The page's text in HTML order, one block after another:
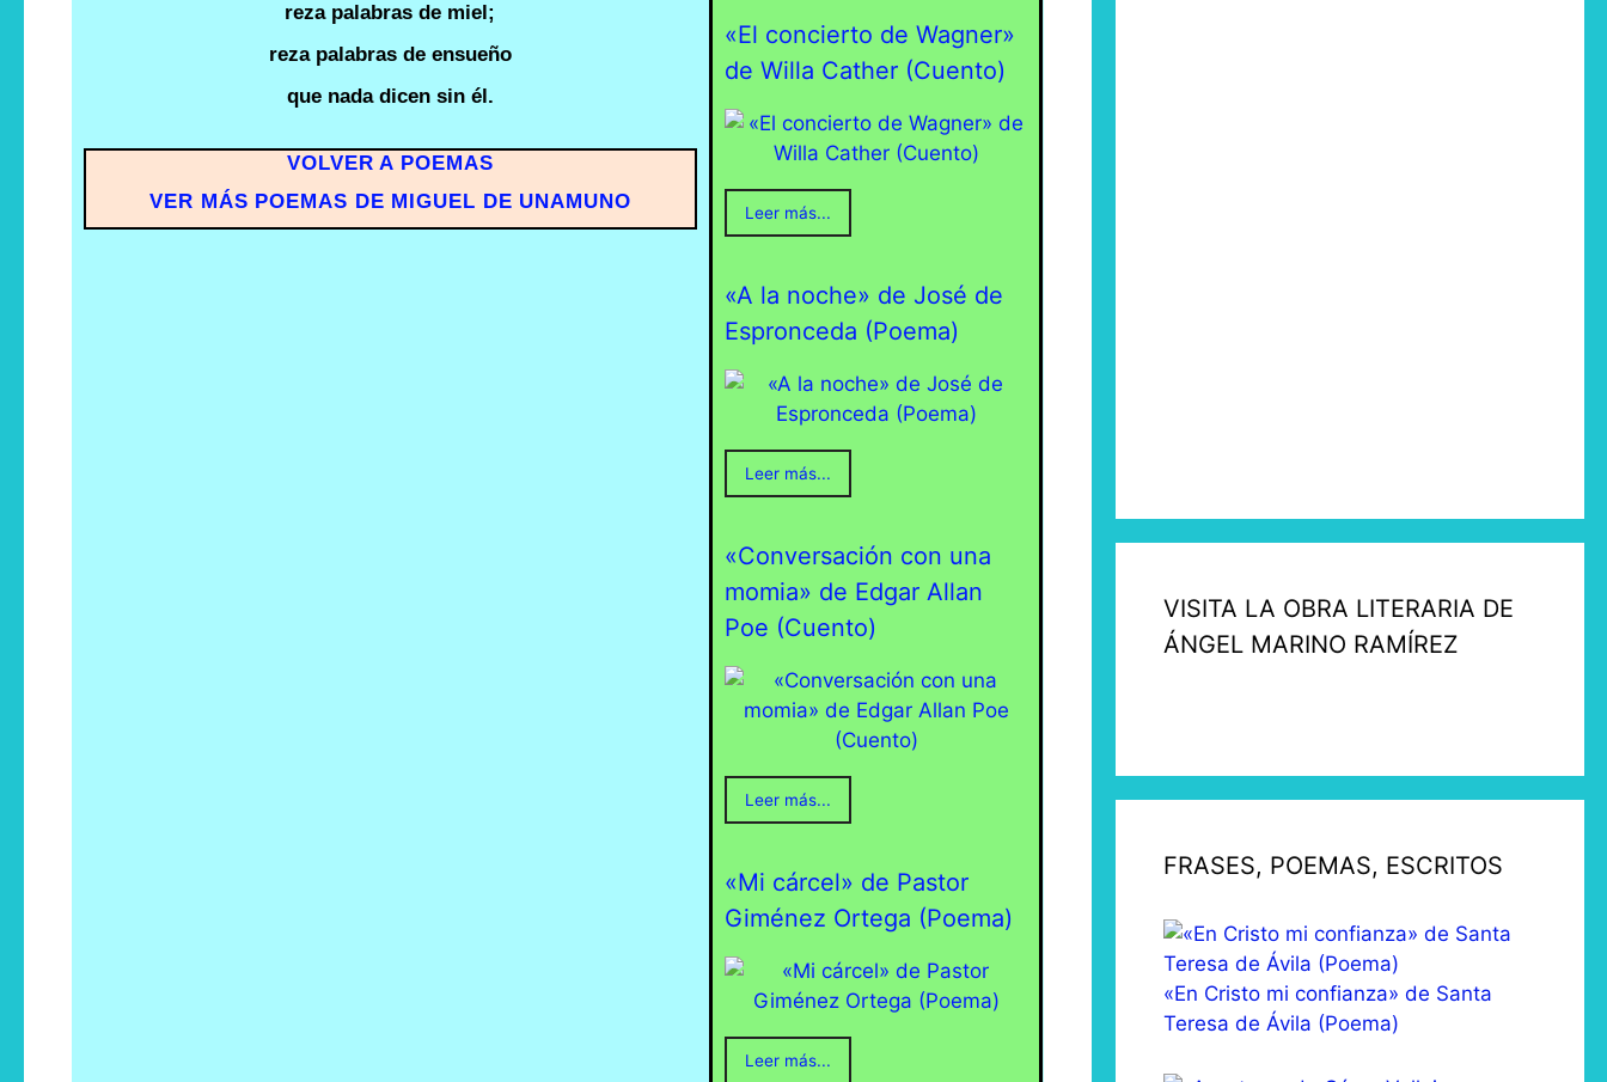
reza palabras de miel;
reza palabras de ensueño
que nada dicen sin él.
VOLVER A POEMAS
VER MÁS POEMAS DE MIGUEL DE UNAMUNO
«El concierto de Wagner»
de Willa Cather (Cuento)
Leer más...
«A la noche» de José de
Espronceda (Poema)
Leer más...
«Conversación con una
momia» de Edgar Allan
Poe (Cuento)
Leer más...
«Mi cárcel» de Pastor
Giménez Ortega (Poema)
Leer más...
VISITA LA OBRA LITERARIA DE
ÁNGEL MARINO RAMÍREZ
FRASES, POEMAS, ESCRITOS
«En Cristo mi confianza» de Santa
Teresa de Ávila (Poema)